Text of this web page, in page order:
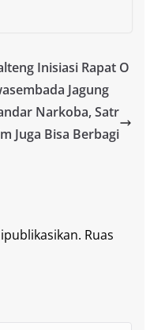
Inisiasi Rapat O
Jagung
Narkoba, Satr
Juga Bisa Berbagi
Ruas